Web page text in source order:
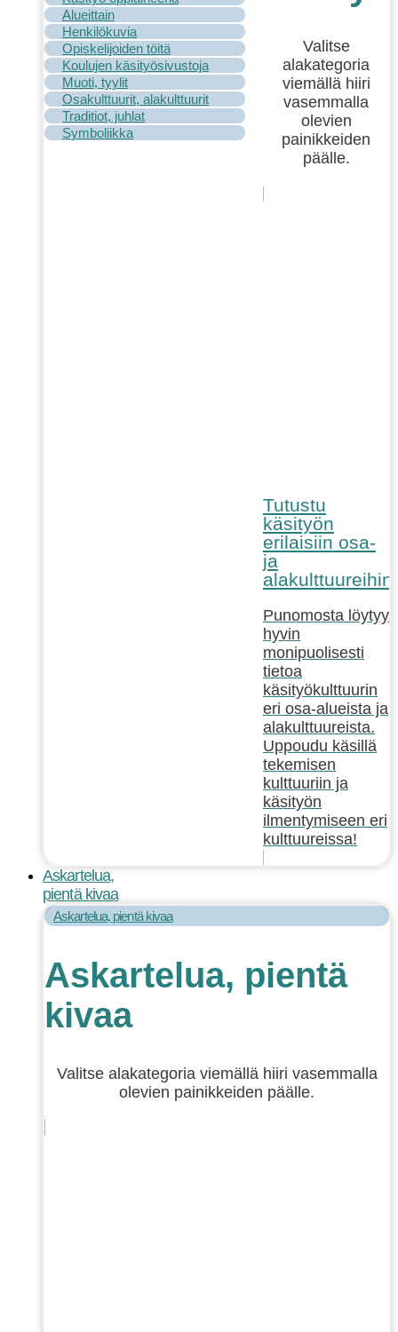
Alueittain
Henkilökuvia
Opiskelijoiden töitä
Koulujen käsityösivustoja
Muoti, tyylit
Osakulttuurit, alakulttuurit
Traditiot, juhlat
Symboliikka
Valitse
alakategoria
viemällä hiiri
vasemmalla
olevien
painikkeiden
päälle.
Tutustu
käsityön
erilaisiin osa-
ja
alakulttuureihin!
Punomosta löytyy
hyvin
monipuolisesti
tietoa
käsityökulttuurin
eri osa-alueista ja
alakulttuureista.
Uppoudu käsillä
tekemisen
kulttuuriin ja
käsityön
ilmentymiseen eri
kulttuureissa!
Askartelua,
pientä kivaa
Askartelua, pientä kivaa
Askartelua, pientä
kivaa
Valitse alakategoria viemällä hiiri vasemmalla
olevien painikkeiden päälle.